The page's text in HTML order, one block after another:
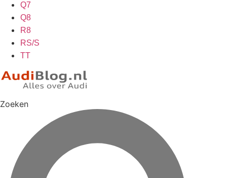
Q7
Q8
R8
RS/S
TT
Zoeken